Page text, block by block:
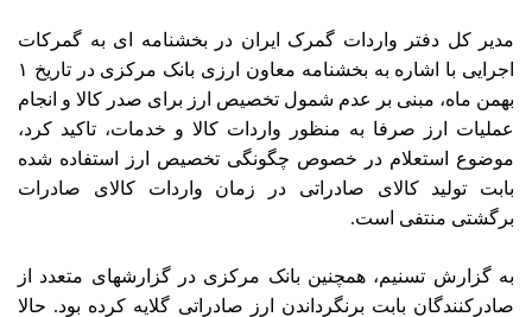
مدیر کل دفتر واردات گمرک ایران در بخشنامه ای به گمرکات
اجرایی با اشاره به بخشنامه معاون ارزی بانک مرکزی در تاریخ ۱
بهمن ماه، مبنی بر عدم شمول تخصیص ارز برای صدر کالا و انجام
عملیات ارز صرفا به منظور واردات کالا و خدمات، تاکید کرد،
موضوع استعلام در خصوص چگونگی تخصیص ارز استفاده شده
بابت تولید کالای صادراتی در زمان واردات کالای صادرات
برگشتی منتفی است.
به گزارش تسنیم، همچنین بانک مرکزی در گزارشهای متعدد از
صادرکنندگان بابت برنگرداندن ارز صادراتی گلایه کرده بود. حالا